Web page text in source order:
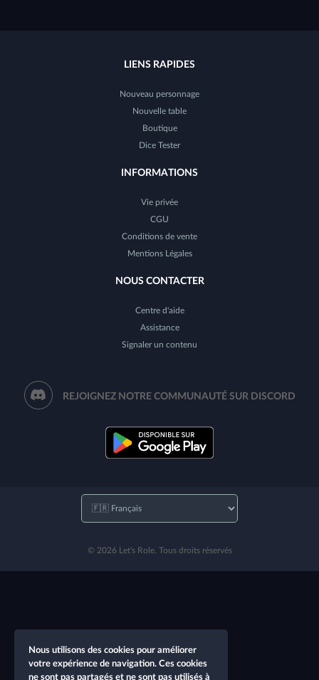
LIENS RAPIDES
Nouveau personnage
Nouvelle table
Boutique
Dice Tester
INFORMATIONS
Vie privée
CGU
Conditions de vente
Mentions Légales
NOUS CONTACTER
Centre d'aide
Assistance
Signaler un contenu
REJOIGNEZ NOTRE COMMUNAUTÉ SUR DISCORD
© 2026 Let's Role. Tous droits réservés
Nous utilisons des cookies pour améliorer
votre expérience de navigation. Ces cookies
ne sont pas partagés et ne sont pas utilisés à